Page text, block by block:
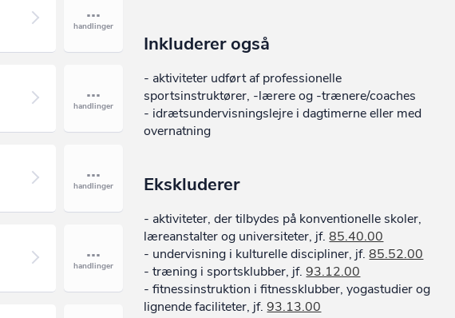
Inkluderer også
- aktiviteter udført af professionelle
sportsinstruktører, -lærere og -trænere/coaches
- idrætsundervisningslejre i dagtimerne eller med
overnatning
Ekskluderer
- aktiviteter, der tilbydes på konventionelle skoler,
læreanstalter og universiteter, jf.85.40.00
- undervisning i kulturelle discipliner, jf.85.52.00
- træning i sportsklubber, jf.93.12.00
- fitnessinstruktion i fitnessklubber, yogastudier og
lignende faciliteter, jf.93.13.00